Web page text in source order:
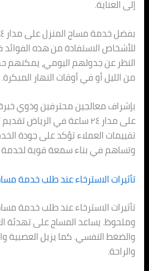
إلى العناية.
للأشخاص الاستفادة من هذه
النظر عن جدولهم اليومي، يمكنهم
من الليل أو في أوقات النهار المبكرة.
بإشراف معالجين محترفين وذوي
على مدار ٢٤ ساعة في الرياض
تقييمات العملاء تؤكد على جودة
وتساهم في بناء سمعة قوية لخدمة
تأثيرات الاسترخاء عند طلب خدمة
تأثيرات الاسترخاء عند طلب خدمة
وملحوظ. يساعد المساج على تهدئة
والضغط النفسي. كما يزيل العصبية
والراحة.